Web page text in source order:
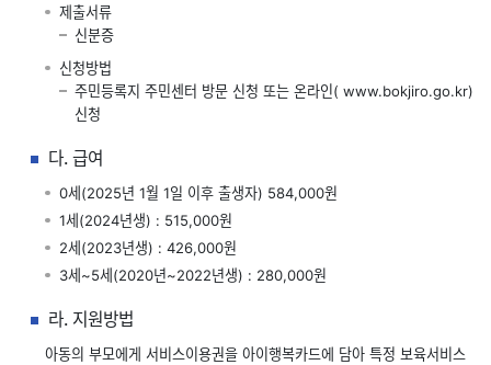
제출서류
신분증
신청방법
주민등록지 주민센터 방문 신청 또는 온라인( www.bokjiro.go.kr)
신청
다. 급여
0세(2025년 1월 1일 이후 출생자) 584,000원
1세(2024년생) : 515,000원
2세(2023년생) : 426,000원
3세~5세(2020년~2022년생) : 280,000원
라. 지원방법
아동의 부모에게 서비스이용권을 아이행복카드에 담아 특정 보육서비스